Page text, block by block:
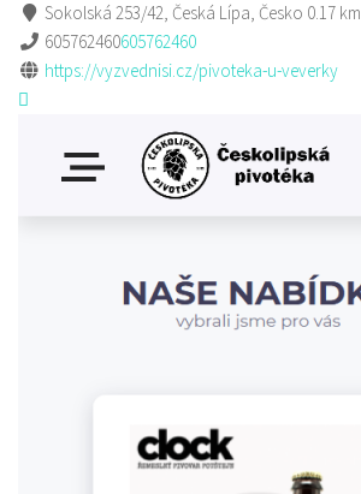
Sokolská 253/42, Česká Lípa, Česko 0.17 km
605762460605762460
https://vyzvednisi.cz/pivoteka-u-veverky